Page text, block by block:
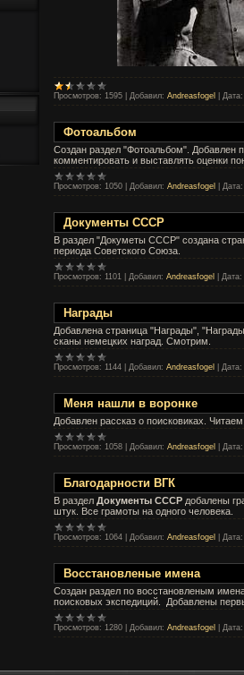
Просмотров: 1595 Добавил: Andreasfogel Дата:
Фотоальбом
Создан раздел "Фотоальбом".
комментировать и выставлять оценки
Просмотров: 1050 Добавил: Andreasfogel Дата:
Документы СССР
В раздел "Докуметы СССР" создана
периода Советского Союза.
Просмотров: 1101 Добавил: Andreasfogel Дата:
Награды
Добавлена страница "Награды",
сканы немецких наград. Смотрим.
Просмотров: 1144 Добавил: Andreasfogel Дата:
Меня нашли в воронке
Добавлен рассказ о поисковиках.
Просмотров: 1058 Добавил: Andreasfogel Дата:
Благодарности ВГК
В раздел Документы СССР добалены
штук. Все грамоты на одного человека.
Просмотров: 1064 Добавил: Andreasfogel Дата:
Восстановленые имена
Создан раздел по восстановленым
поисковых экспедиций. Добавлены
Просмотров: 1280 Добавил: Andreasfogel Дата: